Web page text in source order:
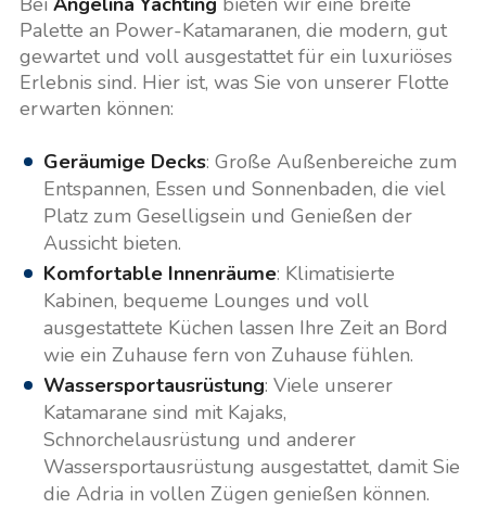
Palette an Power-Katamaranen, die modern, gut
gewartet und voll ausgestattet für ein luxuriöses
Erlebnis sind. Hier ist, was Sie von unserer Flotte
erwarten können:
Geräumige Decks: Große Außenbereiche zum
Entspannen, Essen und Sonnenbaden, die viel
Platz zum Geselligsein und Genießen der
Aussicht bieten.
Komfortable Innenräume: Klimatisierte
Kabinen, bequeme Lounges und voll
ausgestattete Küchen lassen Ihre Zeit an Bord
wie ein Zuhause fern von Zuhause fühlen.
Wassersportausrüstung: Viele unserer
Katamarane sind mit Kajaks,
Schnorchelausrüstung und anderer
Wassersportausrüstung ausgestattet, damit Sie
die Adria in vollen Zügen genießen können.